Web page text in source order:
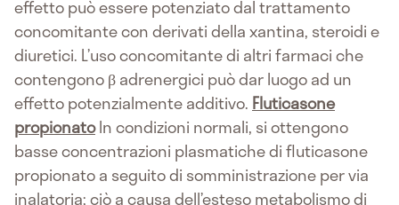
effetto può essere potenziato dal trattamento
concomitante con derivati della xantina, steroidi e
diuretici. L’uso concomitante di altri farmaci che
contengono β adrenergici può dar luogo ad un
effetto potenzialmente additivo. Fluticasone
propionatoIn condizioni normali, si ottengono
basse concentrazioni plasmatiche di fluticasone
propionato a seguito di somministrazione per via
inalatoria; ciò a causa dell’esteso metabolismo di